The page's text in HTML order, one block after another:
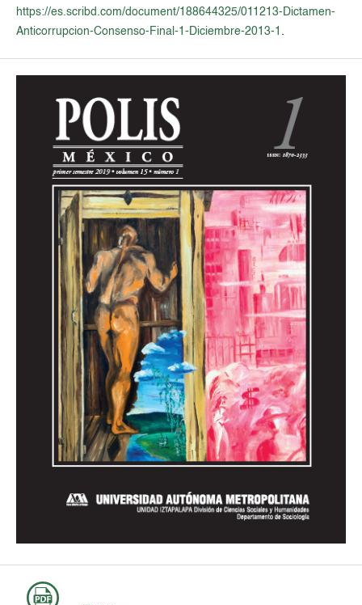
https://es.scribd.com/document/188644325/011213-Dictamen-
Anticorrupcion-Consenso-Final-1-Diciembre-2013-1 .